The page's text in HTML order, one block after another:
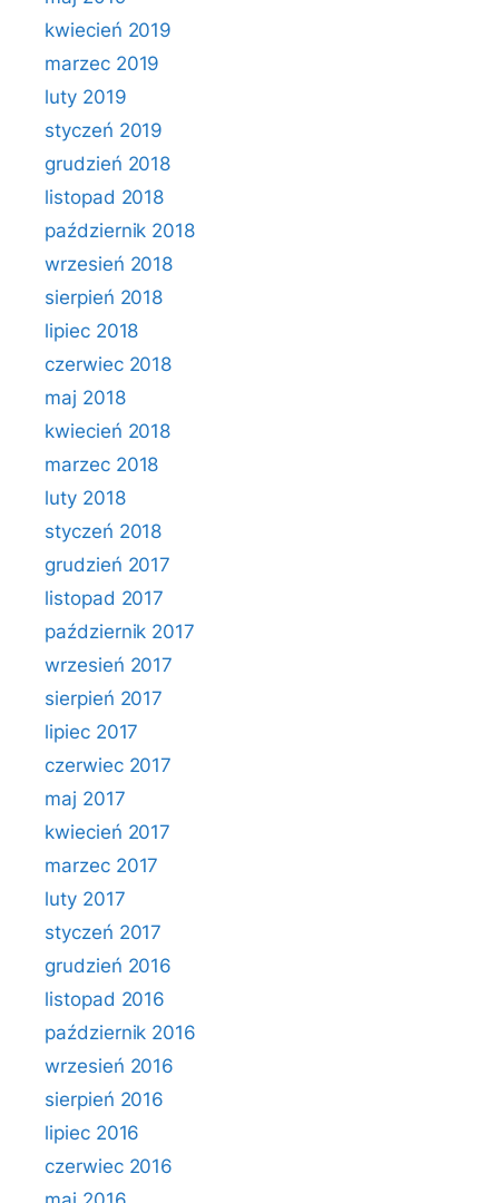
kwiecień 2019
marzec 2019
luty 2019
styczeń 2019
grudzień 2018
listopad 2018
październik 2018
wrzesień 2018
sierpień 2018
lipiec 2018
czerwiec 2018
maj 2018
kwiecień 2018
marzec 2018
luty 2018
styczeń 2018
grudzień 2017
listopad 2017
październik 2017
wrzesień 2017
sierpień 2017
lipiec 2017
czerwiec 2017
maj 2017
kwiecień 2017
marzec 2017
luty 2017
styczeń 2017
grudzień 2016
listopad 2016
październik 2016
wrzesień 2016
sierpień 2016
lipiec 2016
czerwiec 2016